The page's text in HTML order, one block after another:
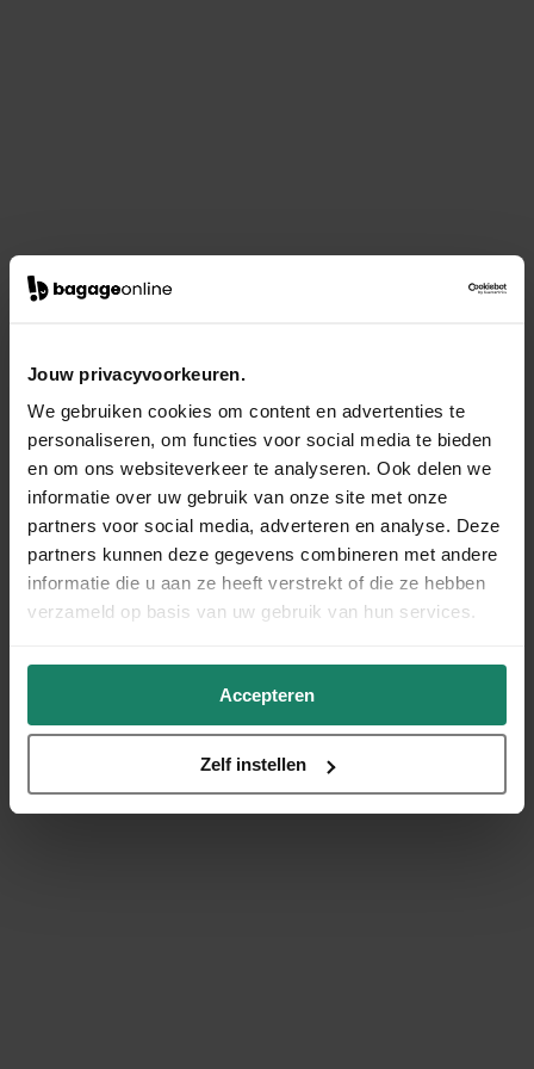
Jouw privacyvoorkeuren.
We gebruiken cookies om content en advertenties te
personaliseren, om functies voor social media te bieden
en om ons websiteverkeer te analyseren. Ook delen we
informatie over uw gebruik van onze site met onze
partners voor social media, adverteren en analyse. Deze
partners kunnen deze gegevens combineren met andere
informatie die u aan ze heeft verstrekt of die ze hebben
verzameld op basis van uw gebruik van hun services.
Accepteren
Zelf instellen